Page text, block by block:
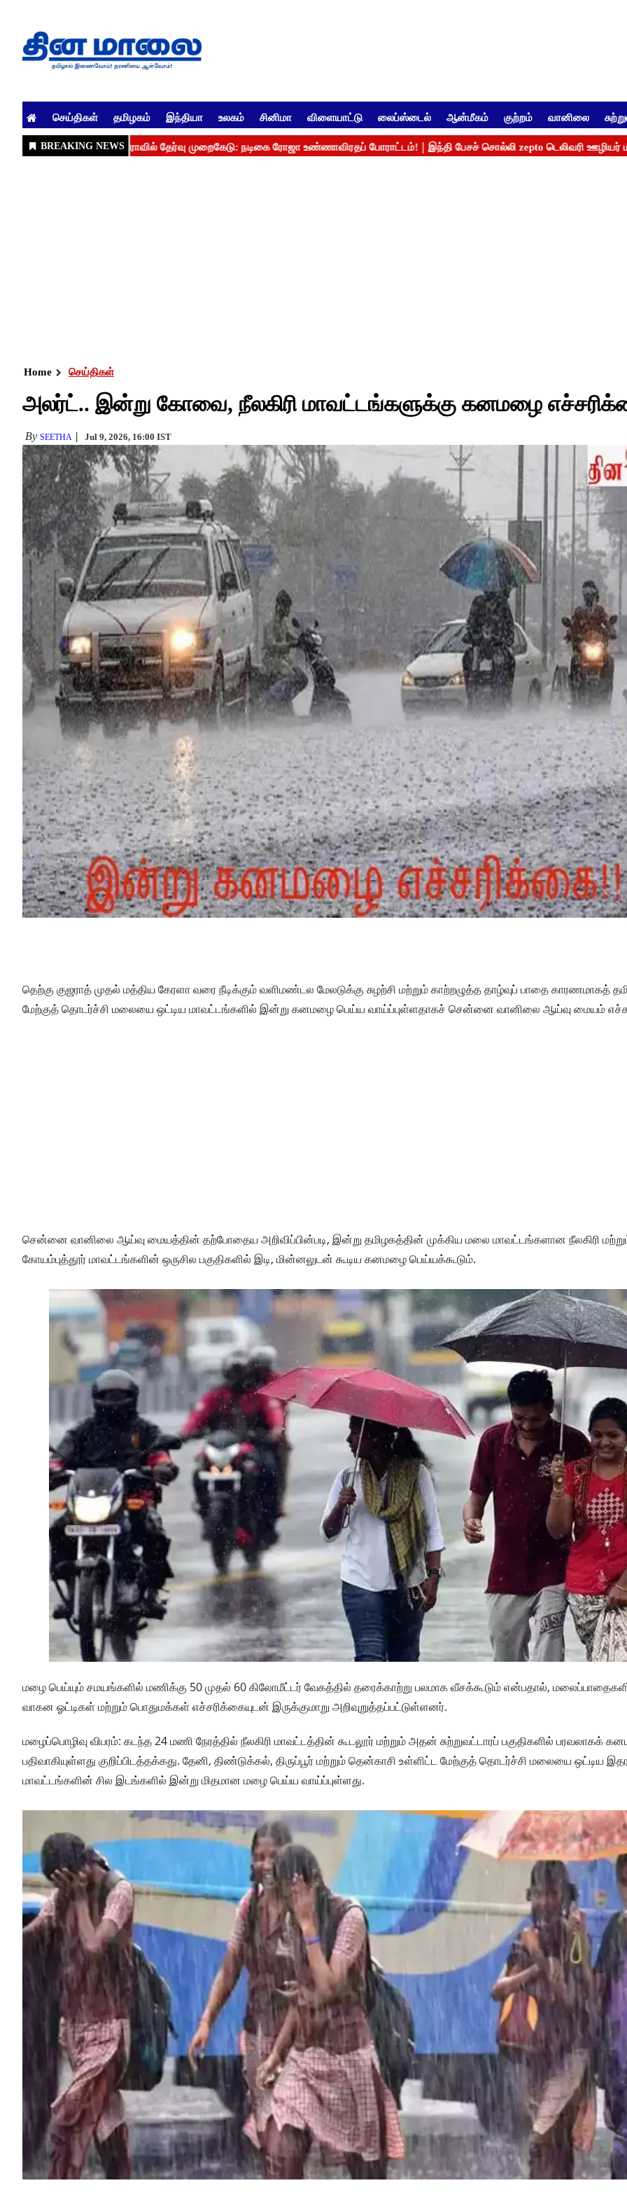
செய்திகள் தமிழகம் இந்தியா உலகம் சினிமா விளையாட்டு லைப்ஸ்டைல் ஆன்மீகம் குற்றம் வானிலை
Home செய்திகள்
அலர்ட்.. இன்று கோவை, நீலகிரி மாவட்டங்களுக்கு கனமழை
By SEETHA Jul 9, 2026, 16:00 IST
தெற்கு குஜராத் முதல் மத்திய கேரளா வரை நீடிக்கும் வளிமண்டல மேலடுக்கு சுழற்சி மற்றும் காற்றழுத்த தாழ்வுப் பாதை காரணமாகத்
மேற்குத் தொடர்ச்சி மலையை ஒட்டிய மாவட்டங்களில் இன்று கனமழை பெய்ய வாய்ப்புள்ளதாகச் சென்னை வானிலை ஆய்வு மையம்
சென்னை வானிலை ஆய்வு மையத்தின் தற்போதைய அறிவிப்பின்படி, இன்று தமிழகத்தின் முக்கிய மலை மாவட்டங்களான நீலகிரி
கோயம்புத்தூர் மாவட்டங்களின் ஒருசில பகுதிகளில் இடி, மின்னலுடன் கூடிய கனமழை பெய்யக்கூடும்.
மழை பெய்யும் சமயங்களில் மணிக்கு 50 முதல் 60 கிலோமீட்டர் வேகத்தில் தரைக்காற்று பலமாக வீசக்கூடும் என்பதால்,
வாகன ஓட்டிகள் மற்றும் பொதுமக்கள் எச்சரிக்கையுடன் இருக்குமாறு அறிவுறுத்தப்பட்டுள்ளனர்.
மழைப்பொழிவு விபரம்: கடந்த 24 மணி நேரத்தில் நீலகிரி மாவட்டத்தின் கூடலூர் மற்றும் அதன் சுற்றுவட்டாரப் பகுதிகளில் பரவலாகக்
பதிவாகியுள்ளது குறிப்பிடத்தக்கது. தேனி, திண்டுக்கல், திருப்பூர் மற்றும் தென்காசி உள்ளிட்ட மேற்குத் தொடர்ச்சி மலையை ஒட்டிய
மாவட்டங்களின் சில இடங்களில் இன்று மிதமான மழை பெய்ய வாய்ப்புள்ளது.